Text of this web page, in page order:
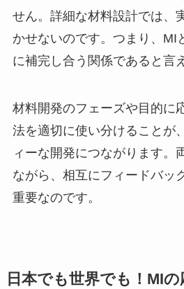
せん。詳細な材料設計では、
かせないのです。つまり、MI
に補完し合う関係であると言
材料開発のフェーズや目的に
法を適切に使い分けることが
ィーな開発につながります。
ながら、相互にフィードバッ
重要なのです。
日本でも世界でも！MIの